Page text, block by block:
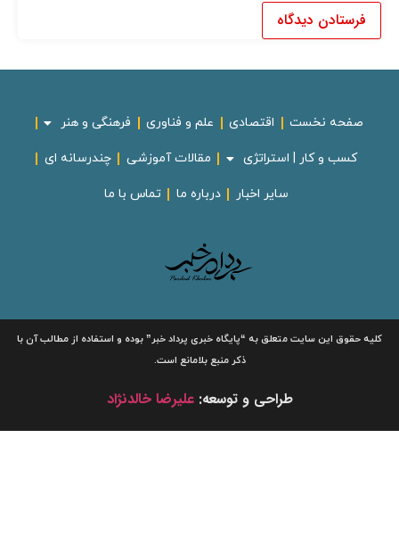
صفحه نخست اقتصادی علم و فناوری فرهنگی و هنر
کسب و کار | استراتژی مقالات آموزشی چندرسانه ای
سایر اخبار درباره ما تماس با ما
کلیه حقوق این سایت متعلق به“پایگاه خبریپرداد خبر”بوده و استفاده از مطالب آن با
ذکر منبع بلامانع است.
طراحی و توسعه:علیرضا خالدنژاد